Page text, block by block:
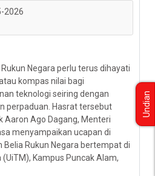
2026
Rukun Negara perlu terus dihayati
kompas nilai bagi
teknologi seiring dengan
perpaduan. Hasrat tersebut
Aaron Ago Dagang, Menteri
menyampaikan ucapan di
Belia Rukun Negara bertempat di
Kampus Puncak Alam,
Undian